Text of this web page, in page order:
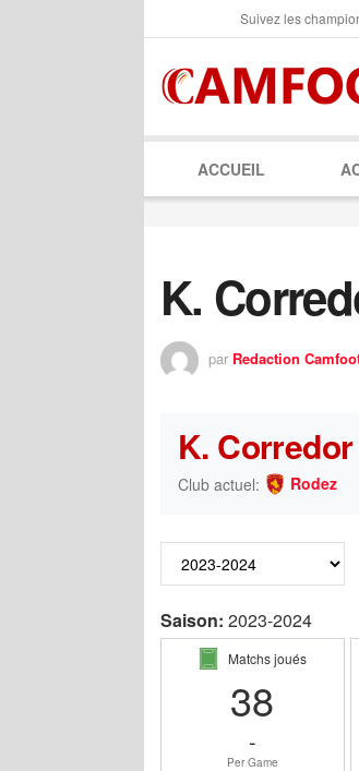
Suivez les
ACCUEIL
K.
par Redaction
K. Corredor
Club actuel: Rodez
Saison: 2023-2024
Matchs joués
38
-
Per Game